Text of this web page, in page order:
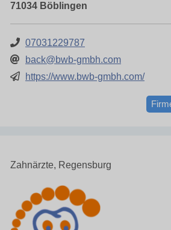
71034 Böblingen
07031229787
back@bwb-gmbh.com
https://www.bwb-gmbh.com/
Zahnärzte, Regensburg